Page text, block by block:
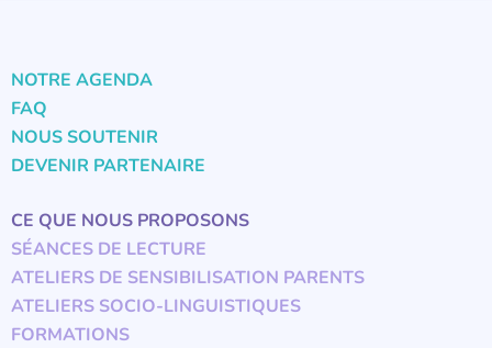
NOTRE AGENDA
FAQ
NOUS SOUTENIR
DEVENIR PARTENAIRE
CE QUE NOUS PROPOSONS
SÉANCES DE LECTURE
ATELIERS DE SENSIBILISATION PARENTS
ATELIERS SOCIO-LINGUISTIQUES
FORMATIONS